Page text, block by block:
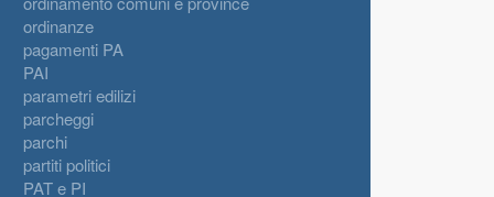
ordinanze
pagamenti PA
PAI
parametri edilizi
parcheggi
parchi
partiti politici
PAT e PI